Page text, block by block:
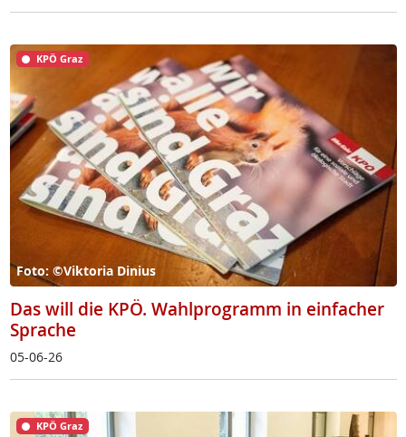
KPÖ Graz
Foto: ©Viktoria Dinius
Das will die KPÖ. Wahlprogramm in einfacher
Sprache
05-06-26
KPÖ Graz